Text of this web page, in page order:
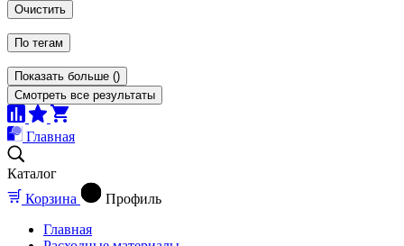
Очистить
По тегам
Показать больше ()
Смотреть все результаты
Главная
Каталог
Корзина
Профиль
Главная